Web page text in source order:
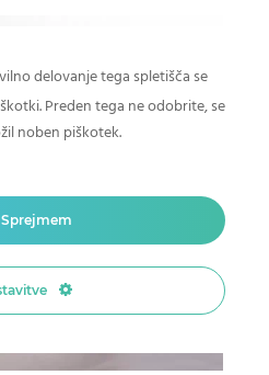
delovanje tega spletišča se
Preden tega ne odobrite, se
noben piškotek.
Sprejmem